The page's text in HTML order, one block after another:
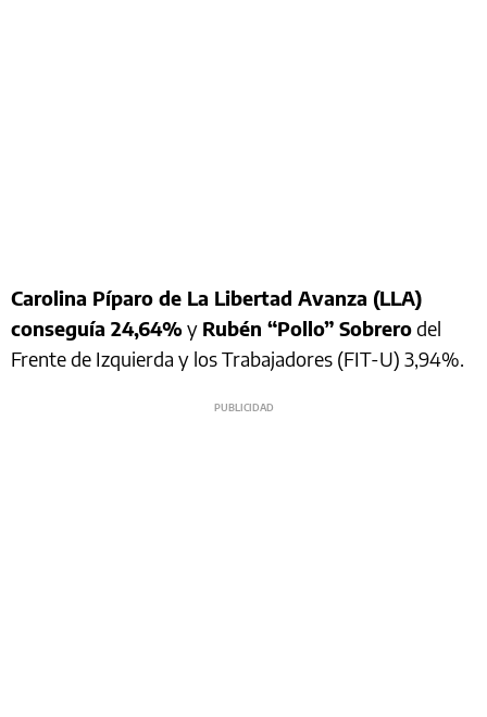
Carolina Píparo de La Libertad Avanza (LLA)
conseguía 24,64% y Rubén “Pollo” Sobrerodel
Frente de Izquierda y los Trabajadores (FIT-U) 3,94%.